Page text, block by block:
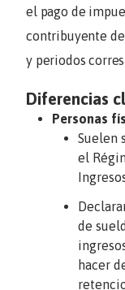
el pago de
contribuyente
y periodos
Diferencias
Personas
Suelen
el
de
hacer